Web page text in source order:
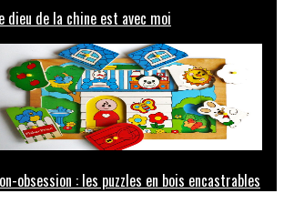
dieu de la chine est avec moi
obsession : les puzzles en bois encastrables